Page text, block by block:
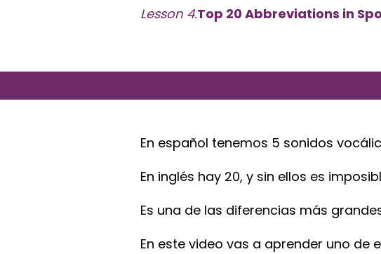
Lesson 4.Top 20 Abbreviations in
En español tenemos 5 sonidos
En inglés hay 20, y sin ellos es
Es una de las diferencias más
En este video vas a aprender uno